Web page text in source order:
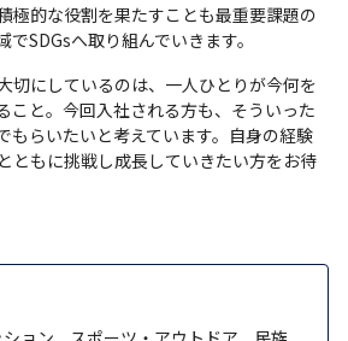
極的な役割を果たすことも最重要課題の
SDGsへ取り組んでいきます。
切にしているのは、一人ひとりが今何を
こと。今回入社される方も、そういった
もらいたいと考えています。自身の経験
ともに挑戦し成長していきたい方をお待